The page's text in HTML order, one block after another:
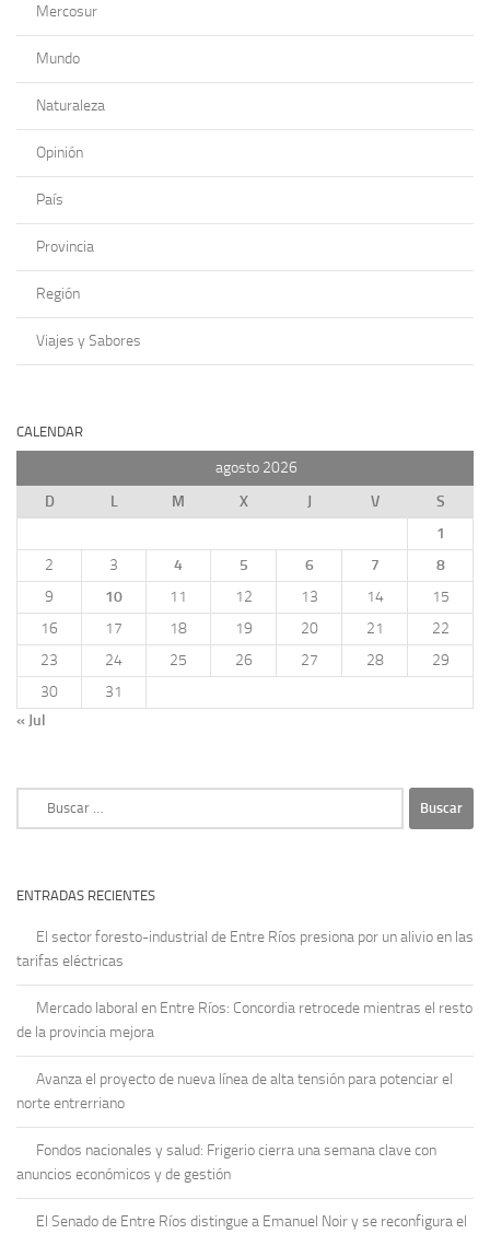
Mercosur
Mundo
Naturaleza
Opinión
País
Provincia
Región
Viajes y Sabores
CALENDAR
agosto 2026
D
L M X J V
S
1
2
3 4 5 6 7
8
9
10 11 12 13 14
15
16
17 18 19 20 21
22
23
24 25 26 27 28
29
30
31
« Jul
ENTRADAS RECIENTES
El sector foresto-industrial de Entre Ríos presiona por un alivio en las
tarifas eléctricas
Mercado laboral en Entre Ríos: Concordia retrocede mientras el resto
de la provincia mejora
Avanza el proyecto de nueva línea de alta tensión para potenciar el
norte entrerriano
Fondos nacionales y salud: Frigerio cierra una semana clave con
anuncios económicos y de gestión
El Senado de Entre Ríos distingue a Emanuel Noir y se reconfigura el